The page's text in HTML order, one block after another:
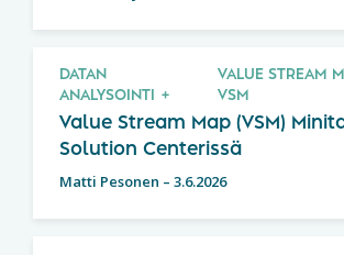
DATAN
ANALYSOINTI
VALUE STREAM
VSM
Value Stream Map (VSM)
Solution Centerissä
Matti Pesonen – 3.6.2026